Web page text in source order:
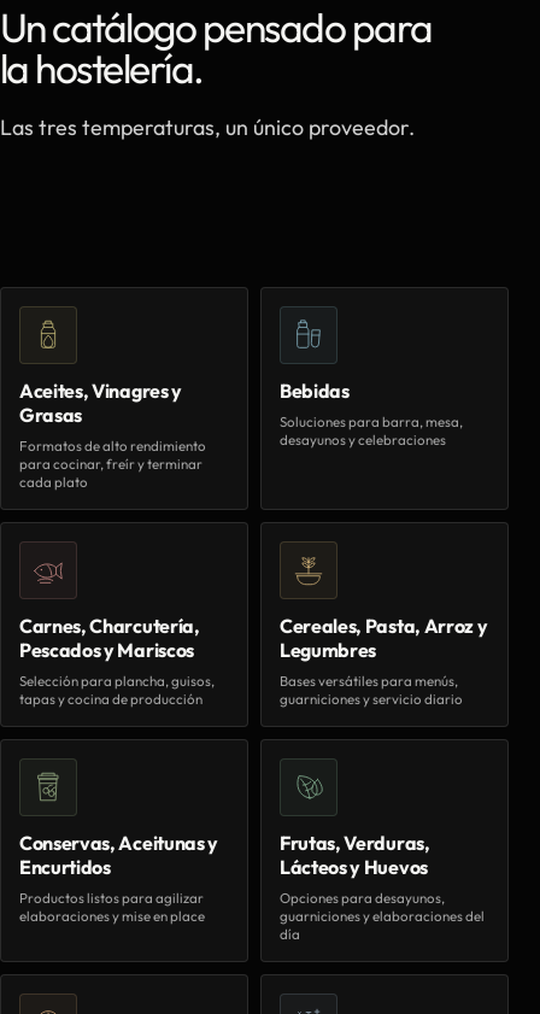
Un catálogo pensado para
la hostelería.
Las tres temperaturas, un único proveedor.
Aceites, Vinagres y
Grasas
Formatos de alto rendimiento
para cocinar, freír y terminar
cada plato
Bebidas
Soluciones para barra, mesa,
desayunos y celebraciones
Carnes, Charcutería,
Pescados y Mariscos
Selección para plancha, guisos,
tapas y cocina de producción
Cereales, Pasta, Arroz y
Legumbres
Bases versátiles para menús,
guarniciones y servicio diario
Conservas, Aceitunas y
Encurtidos
Productos listos para agilizar
elaboraciones y mise en place
Frutas, Verduras,
Lácteos y Huevos
Opciones para desayunos,
guarniciones y elaboraciones del
día